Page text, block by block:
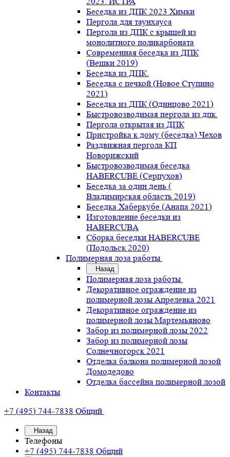
Беседка из ДПК 2023 Химки
Пергола для таунхауса
Пергола из ДПК с крышей из
монолитного поликарбоната
Современная беседка из ДПК
(Вешки 2019)
Беседка из ДПК.
Беседка с печкой (Новое Ступино
2021)
Беседка из ДПК (Одинцово 2021)
Быстровозводимая пергола из дпк.
Пергола открытая из ДПК
Пристройка к дому (беседка) Чехов
Раздвижная пергола КП
Новорижский
Быстровозводимая беседка
HABERCUBE (Серпухов)
Беседка за один день (
Владимирская область 2019)
Беседка Хаберкубе (Анапа 2021)
Изготовление беседки из
HABERCUBA
Сборка беседки HABERCUBE
(Подольск 2020)
Полимерная лоза работы
Назад
Полимерная лоза работы
Декоративное ограждение из
полимерной лозы Апрелевка 2021
Декоративное ограждение из
полимерной лозы Мартемьяново
Забор из полимерной лозы 2022
Забор из полимерной лозы
Солнечногорск 2021
Отделка балкона полимерной лозой
Домодедово
Отделка бассейна полимерной лозой
Контакты
+7 (495) 744-7838 Общий
Назад
Телефоны
+7 (495) 744-7838 Общий